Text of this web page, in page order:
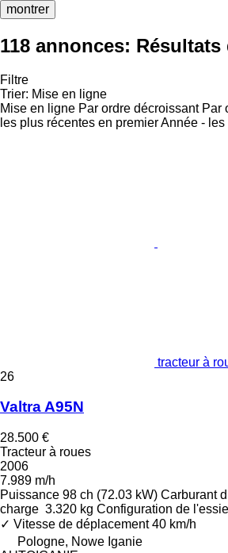
montrer
118 annonces: Résultats
Filtre
Trier: Mise en ligne
Mise en ligne Par ordre décroissant Par
les plus récentes en premierAnnée -
tracteur à
26
Valtra A95N
28.500 €
Tracteur à roues
2006
7.989 m/h
Puissance 98 ch (72.03 kW) Carburant
charge 3.320 kg Configuration de
✓ Vitesse de déplacement 40 km/h
Pologne, Nowe Iganie